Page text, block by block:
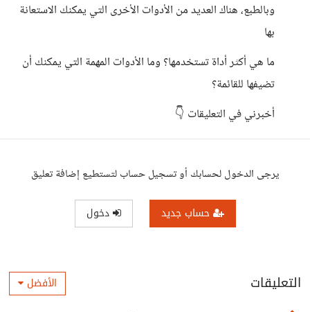
وبالطبع، هناك العديد من الأدوات الأخرى التي يمكنك الاستعانة
بها
ما هي أكثر أداة تستخدمها؟ وما الأدوات المهمة التي يمكنك أن
تضيفها للقائمة؟
أخبرني في التعليقات 👇
يرجى الدخول لحسابك أو تسجيل حساب لتستطيع إضافة تعليق
حساب جديد دخول
التعليقات الأفضل